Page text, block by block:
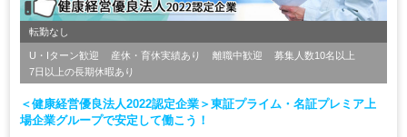
転勤なし
U・Iターン歓迎 産休・育休実績あり 離職中歓迎
募集人数10名以上
7日以上の長期休暇あり
＜健康経営優良法人2022認定企業＞東証プライム・名証プレミア上
場企業グループで安定して働こう！